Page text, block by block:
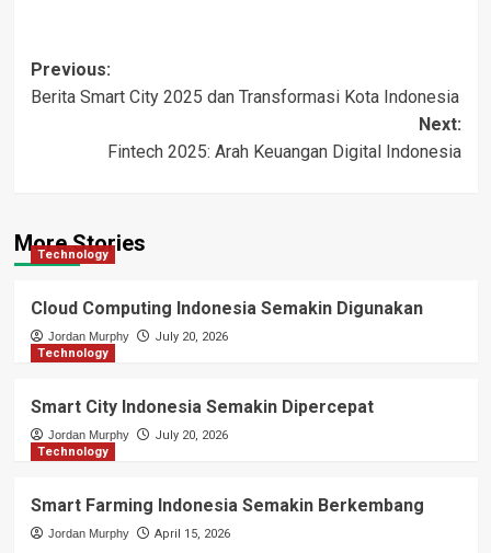
Post
navigation
Previous:
Berita Smart City 2025 dan Transformasi Kota Indonesia
Next:
Fintech 2025: Arah Keuangan Digital Indonesia
More Stories
Technology
Cloud Computing Indonesia Semakin Digunakan
Jordan Murphy
July 20, 2026
Technology
Smart City Indonesia Semakin Dipercepat
Jordan Murphy
July 20, 2026
Technology
Smart Farming Indonesia Semakin Berkembang
Jordan Murphy April 15, 2026